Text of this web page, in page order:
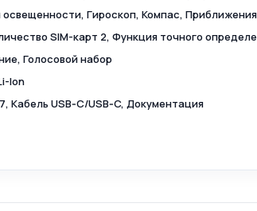
Гироскоп, Компас, Приближения
SIM-карт 2, Функция точного
Голосовой набор
Ion
Кабель USB‑C/USB‑C, Документация